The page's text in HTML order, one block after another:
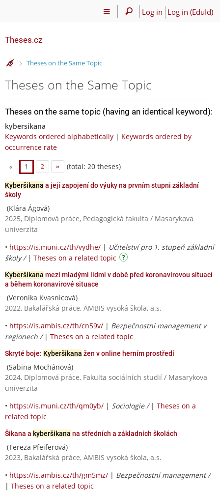
Log in Log in (EduId)
Theses.cz
>
Theses on the Same Topic
Theses on the Same Topic
Theses on the same topic (having an identical keyword):
kybersikana
Keywords ordered alphabetically | Keywords ordered by
occurrence rate
« 1 2 » (total: 20 theses)
Kyberšikana a její zapojení do výuky na prvním stupni základní
školy
(Klára Ágová)
2025, Diplomová práce, Pedagogická fakulta / Masarykova
univerzita
• https://is.muni.cz/th/vydhe/ | Učitelství pro 1. stupeň základní
školy / | Theses on a related topic
Kyberšikana mezi mladými lidmi v době před koronavirovou situací
a během koronavirové situace
(Veronika Kvasnicová)
2022, Bakalářská práce, AMBIS vysoká škola, a.s.
• https://is.ambis.cz/th/cn59v/ | Bezpečnostní management v
regionech / | Theses on a related topic
Skryté boje: Kyberšikana žen v online herním prostředí
(Sabina Mochánová)
2024, Diplomová práce, Fakulta sociálních studií / Masarykova
univerzita
• https://is.muni.cz/th/qm0yb/ | Sociologie / | Theses on a
related topic
Šikana a kyberšikana na středních a základních školách
(Tereza Pfeiferová)
2023, Bakalářská práce, AMBIS vysoká škola, a.s.
• https://is.ambis.cz/th/gm5mz/ | Bezpečnostní management /
| Theses on a related topic